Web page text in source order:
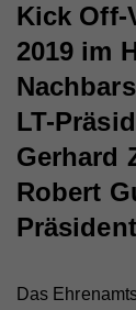
Kick Off-
2019 im
LT-
Gerhard
Robert
Das